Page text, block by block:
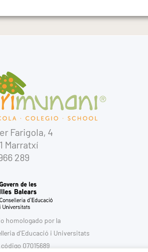
Farigola, 4
Marratxí
289
homologado por la
d'Educació i Universitats
07015689